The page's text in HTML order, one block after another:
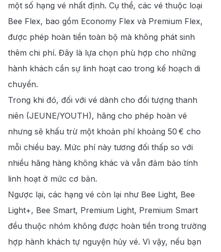
một số hạng vé nhất định. Cụ thể, các vé thuộc loại
Bee Flex, bao gồm Economy Flex và Premium Flex,
được phép hoàn tiền toàn bộ mà không phát sinh
thêm chi phí. Đây là lựa chọn phù hợp cho những
hành khách cần sự linh hoạt cao trong kế hoạch di
chuyển.
Trong khi đó, đối với vé dành cho đối tượng thanh
niên (JEUNE/YOUTH), hãng cho phép hoàn vé
nhưng sẽ khấu trừ một khoản phí khoảng 50 € cho
mỗi chiều bay. Mức phí này tương đối thấp so với
nhiều hãng hàng không khác và vẫn đảm bảo tính
linh hoạt ở mức cơ bản.
Ngược lại, các hạng vé còn lại như Bee Light, Bee
Light+, Bee Smart, Premium Light, Premium Smart
đều thuộc nhóm không được hoàn tiền trong trường
hợp hành khách tự nguyện hủy vé. Vì vậy, nếu bạn